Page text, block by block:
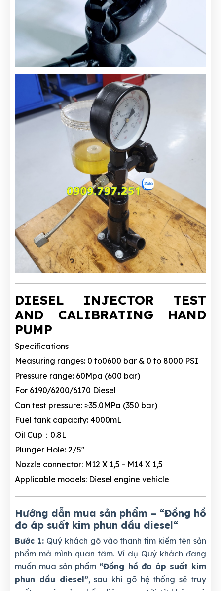
DIESEL INJECTOR TEST
AND CALIBRATING HAND
PUMP
Specifications
Measuring ranges: 0 to0600 bar & 0 to 8000 PSI
Pressure range: 60Mpa (600 bar)
For 6190/6200/6170 Diesel
Can test pressure: ≥35.0MPa (350 bar)
Fuel tank capacity: 4000mL
Oil Cup：0.8L
Plunger Hole: 2/5''
Nozzle connector: M12 X 1,5 - M14 X 1,5
Applicable models: Diesel engine vehicle
Hướng dẫn mua sản phẩm – “Đồng hồ
đo áp suất kim phun dầu diesel“
Bước 1:Quý khách gõ vào thanh tìm kiếm tên sản
phẩm mà mình quan tâm. Ví dụ Quý khách đang
muốn mua sản phẩm “Đồng hồ đo áp suất kim
phun dầu diesel”, sau khi gõ hệ thống sẽ truy